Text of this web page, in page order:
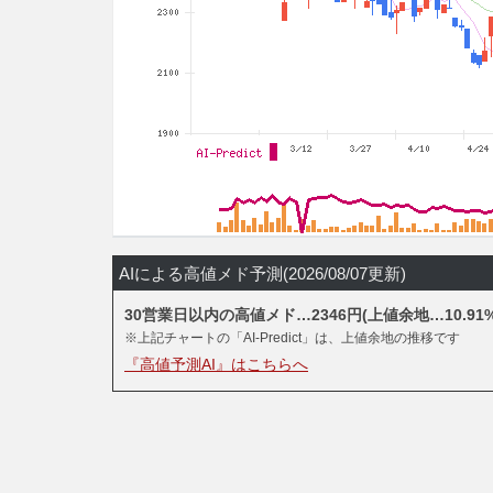
AIによる高値メド予測(2026/08/07更新)
30営業日以内の高値メド…2346円(上値余地
※上記チャートの「AI-Predict」は、上値余地の推移です
『高値予測AI』はこちらへ